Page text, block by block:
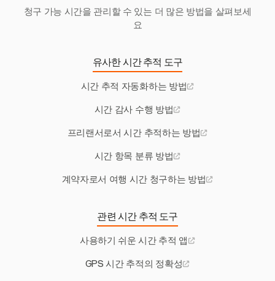
청구 가능 시간을 관리할 수 있는 더 많은 방법을 살펴보세
요
유사한 시간 추적 도구
시간 추적 자동화하는 방법
시간 감사 수행 방법
프리랜서로서 시간 추적하는 방법
시간 항목 분류 방법
계약자로서 여행 시간 청구하는 방법
관련 시간 추적 도구
사용하기 쉬운 시간 추적 앱
GPS 시간 추적의 정확성